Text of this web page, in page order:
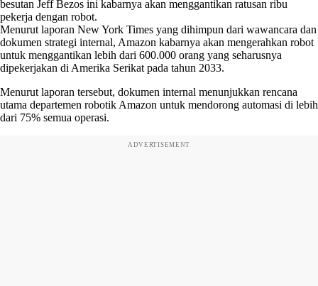
besutan Jeff Bezos ini kabarnya akan menggantikan ratusan ribu
pekerja dengan robot.
Menurut laporan New York Times yang dihimpun dari wawancara dan
dokumen strategi internal, Amazon kabarnya akan mengerahkan robot
untuk menggantikan lebih dari 600.000 orang yang seharusnya
dipekerjakan di Amerika Serikat pada tahun 2033.
Menurut laporan tersebut, dokumen internal menunjukkan rencana
utama departemen robotik Amazon untuk mendorong automasi di lebih
dari 75% semua operasi.
ADVERTISEMENT